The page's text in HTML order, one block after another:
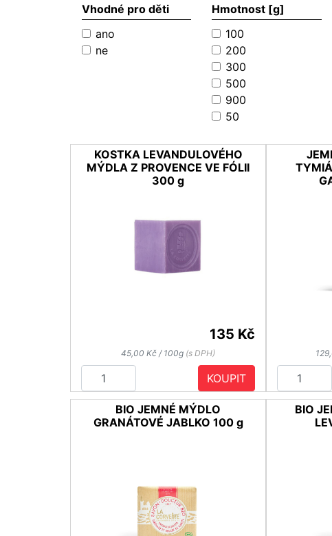
Vhodné pro děti
ano
ne
Hmotnost [g]
100
200
300
500
900
50
KOSTKA LEVANDULOVÉHO
MÝDLA Z PROVENCE VE FÓLII
300 g
135 Kč
45,00 Kč / 100g (s DPH)
KOUPIT
BIO JEMNÉ MÝDLO
GRANÁTOVÉ JABLKO 100 g
BIO